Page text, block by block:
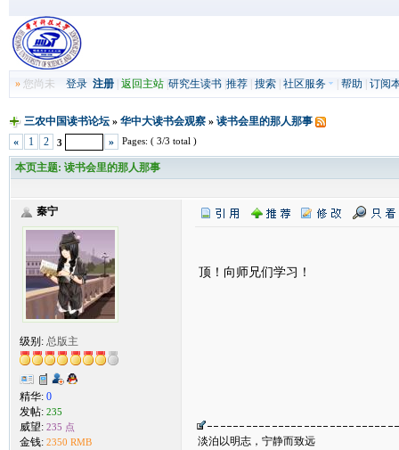
»您尚未 登录 注册| 返回主站| 研究生读书| 推荐| 搜索| 社区服务 帮助 订阅
三农中国读书论坛» 华中大读书会观察» 读书会里的那人那事
«
1 2 3 » Pages: ( 3/3 total )
本页主题: 读书会里的那人那事
秦宁
级别: 总版主
精华: 0
发帖: 235
威望: 235 点
金钱: 2350 RMB
顶！向师兄们学习！
淡泊以明志，宁静而致远